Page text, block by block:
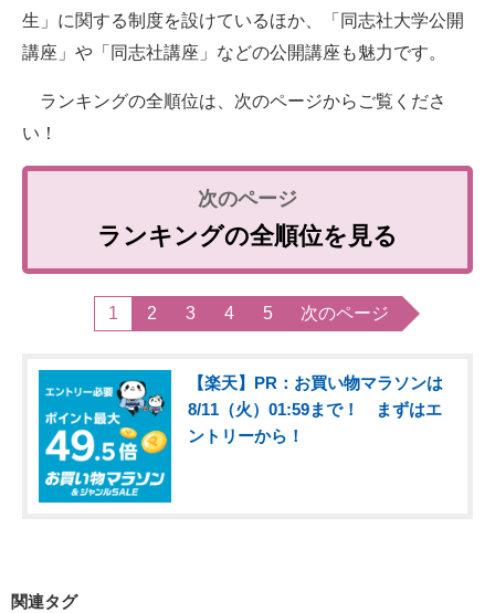
生」に関する制度を設けているほか、「同志社大学公開
講座」や「同志社講座」などの公開講座も魅力です。
ランキングの全順位は、次のページからご覧くださ
い！
ランキングの全順位を見る
1 2 3 4 5 次のページ
【楽天】PR：お買い物マラソンは
8/11（火）01:59まで！ まずはエ
ントリーから！
関連タグ